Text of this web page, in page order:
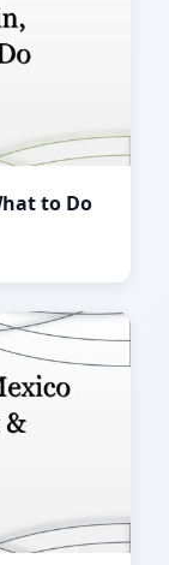
to Do